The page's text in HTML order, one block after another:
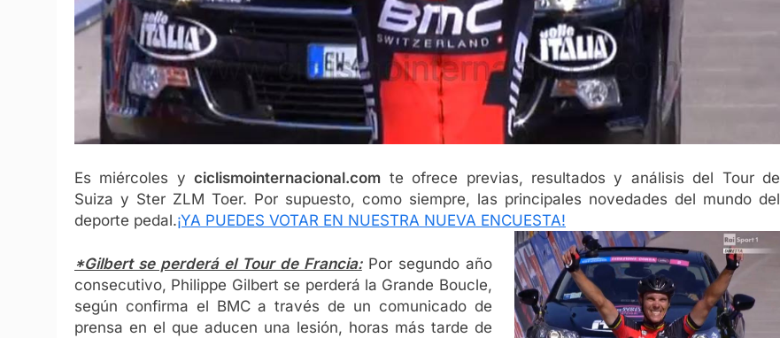
Es miércoles yciclismointernacional.com te ofrece previas, resultados y análisis del Tour de
Suiza y Ster ZLM Toer. Por supuesto, como siempre, las principales novedades del mundo del
deporte pedal.¡YA PUEDES VOTAR EN NUESTRA NUEVA ENCUESTA!
*Gilbert se perderá el Tour de Francia:Por segundo año
consecutivo, Philippe Gilbert se perderá la Grande Boucle,
según confirma el BMC a través de un comunicado de
prensa en el que aducen una lesión, horas más tarde de